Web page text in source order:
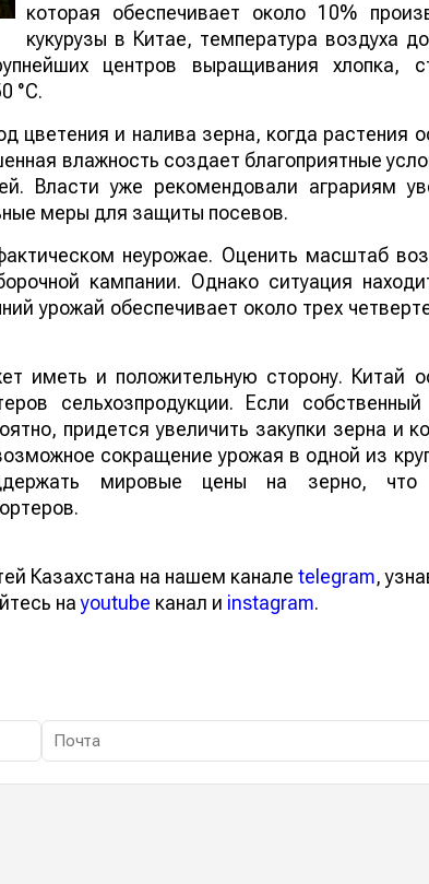
которая обеспечивает около 10%
кукурузы в Китае, температура воздуха
центров выращивания хлопка,
°C.
цветения и налива зерна, когда растения
влажность создает благоприятные
Власти уже рекомендовали аграриям
меры для защиты посевов.
неурожае. Оценить масштаб
кампании. Однако ситуация
урожай обеспечивает около трех
иметь и положительную сторону. Китай
сельхозпродукции. Если собственный
придется увеличить закупки зерна и
сокращение урожая в одной из
мировые цены на зерно, что
Казахстана на нашем канале telegram,
наyoutube канал и instagram.